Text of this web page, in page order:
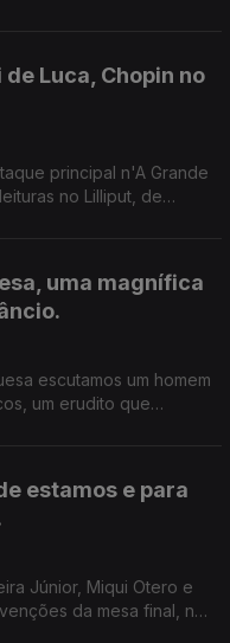
Luca, Chopin no
principal n'A Grande
no Lilliput, de
uma magnífica
escutamos um homem
um erudito que
estamos e para
Júnior, Miqui Otero e
da mesa final, na